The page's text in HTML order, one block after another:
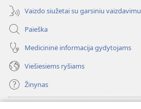
Vaizdo siužetai su garsiniu vaizdavimu
Paieška
Medicininė informacija gydytojams
Viešiesiems ryšiams
Žinynas